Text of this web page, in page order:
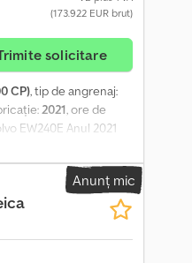
(173.922 EUR brut)
solicitare
CP), tip de angrenaj:
2021, ore de
EW240E Anul 2021
4x4 Sistem de
Starea tehnică și
Anunț mic